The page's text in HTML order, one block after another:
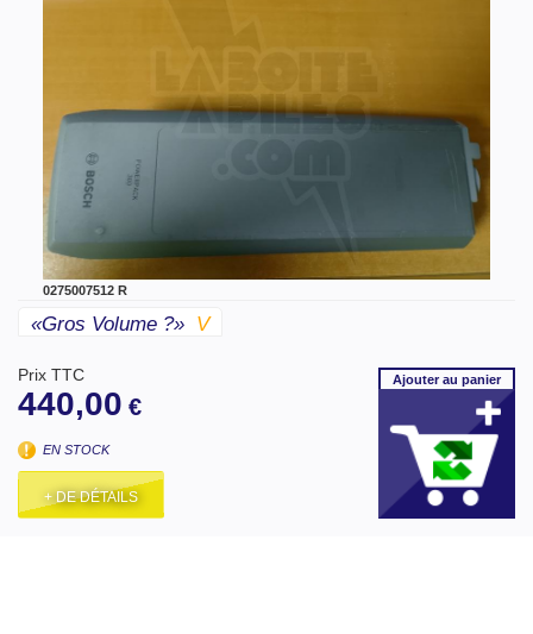
0275007512 R
«gros Volume ?» V
Prix TTC
440,00 €
EN STOCK
+ DE DÉTAILS
Ajouterau panier